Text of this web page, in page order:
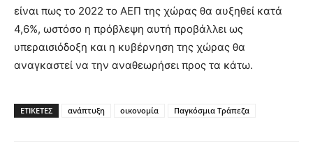
είναι πως το 2022 το ΑΕΠ της χώρας θα αυξηθεί κατά
4,6%, ωστόσο η πρόβλεψη αυτή προβάλλει ως
υπεραισιόδοξη και η κυβέρνηση της χώρας θα
αναγκαστεί να την αναθεωρήσει προς τα κάτω.
ΕΤΙΚΕΤΕΣ ανάπτυξη οικονομία Παγκόσμια Τράπεζα